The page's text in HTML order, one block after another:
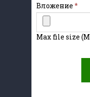
Вложение *
Max file size